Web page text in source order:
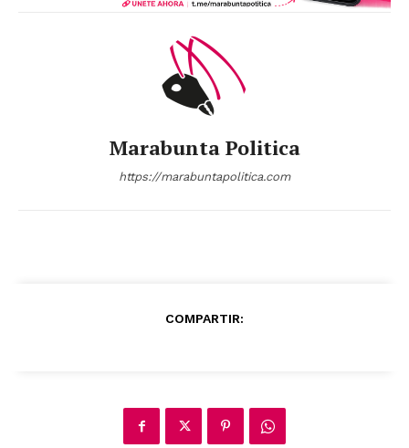
Marabunta Politica
https://marabuntapolitica.com
COMPARTIR: